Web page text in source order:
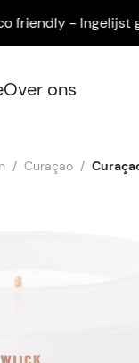
- Ingelijst
Over ons
Curaçao